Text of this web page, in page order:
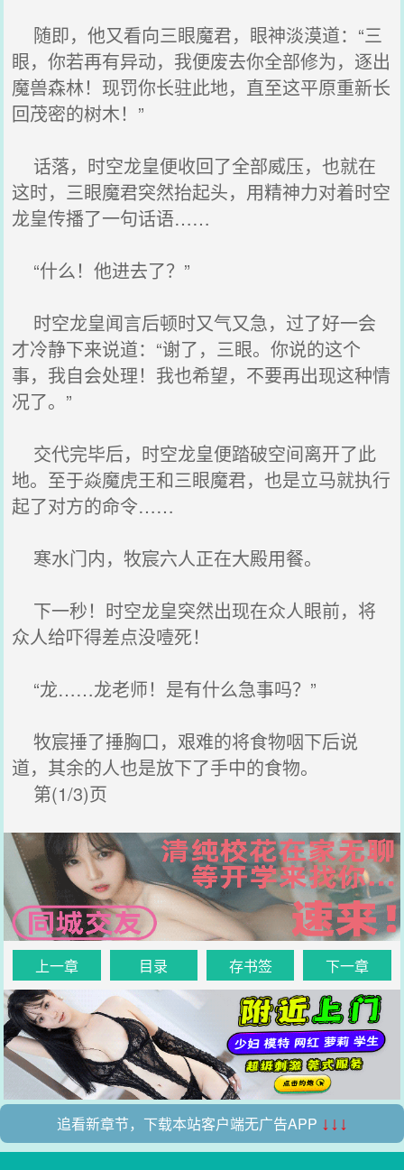
随即，他又看向三眼魔君，眼神淡漠道：“三
眼，你若再有异动，我便废去你全部修为，逐出
魔兽森林！现罚你长驻此地，直至这平原重新长
回茂密的树木！”
话落，时空龙皇便收回了全部威压，也就在
这时，三眼魔君突然抬起头，用精神力对着时空
龙皇传播了一句话语……
“什么！他进去了？”
时空龙皇闻言后顿时又气又急，过了好一会
才冷静下来说道：“谢了，三眼。你说的这个
事，我自会处理！我也希望，不要再出现这种情
况了。”
交代完毕后，时空龙皇便踏破空间离开了此
地。至于焱魔虎王和三眼魔君，也是立马就执行
起了对方的命令……
寒水门内，牧宸六人正在大殿用餐。
下一秒！时空龙皇突然出现在众人眼前，将
众人给吓得差点没噎死！
“龙……龙老师！是有什么急事吗？”
牧宸捶了捶胸口，艰难的将食物咽下后说
道，其余的人也是放下了手中的食物。
第(1/3)页
上一章 目录 存书签 下一章
追看新章节，下载本站客户端无广告APP ↓↓↓